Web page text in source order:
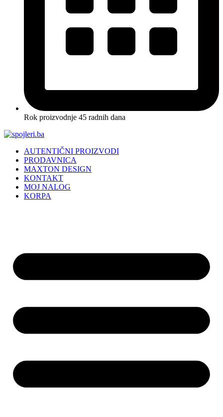
Rok proizvodnje 45 radnih dana
AUTENTIČNI PROIZVODI
PRODAVNICA
MAXTON DESIGN
KONTAKT
MOJ NALOG
KORPA